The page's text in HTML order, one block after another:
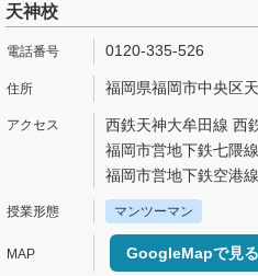
天神校
0120-335-526
福岡県福岡市中央区
西鉄天神大牟田線 西
福岡市営地下鉄七隈
福岡市営地下鉄空港
マンツーマン
GoogleMapで見る